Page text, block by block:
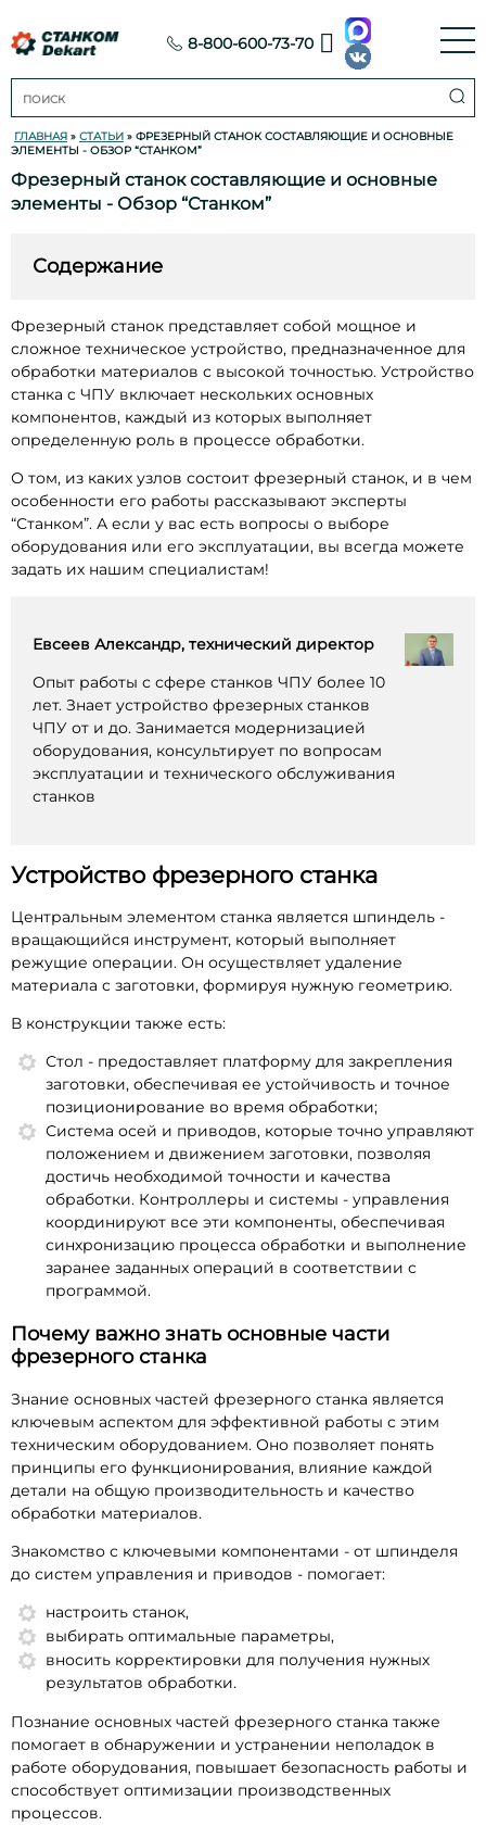
8-800-600-73-70
ГЛАВНАЯ » СТАТЬИ » ФРЕЗЕРНЫЙ СТАНОК СОСТАВЛЯЮЩИЕ И ОСНОВНЫЕ
ЭЛЕМЕНТЫ - ОБЗОР “СТАНКОМ”
Фрезерный станок составляющие и основные
элементы - Обзор “Станком”
Содержание
Фрезерный станок представляет собой мощное и
сложное техническое устройство, предназначенное для
обработки материалов с высокой точностью. Устройство
станка с ЧПУ включает нескольких основных
компонентов, каждый из которых выполняет
определенную роль в процессе обработки.
О том, из каких узлов состоит фрезерный станок, и в чем
особенности его работы рассказывают эксперты
“Станком”. А если у вас есть вопросы о выборе
оборудования или его эксплуатации, вы всегда можете
задать их нашим специалистам!
Евсеев Александр, технический директор
Опыт работы с сфере станков ЧПУ более 10
лет. Знает устройство фрезерных станков
ЧПУ от и до. Занимается модернизацией
оборудования, консультирует по вопросам
эксплуатации и технического обслуживания
станков
Устройство фрезерного станка
Центральным элементом станка является шпиндель -
вращающийся инструмент, который выполняет
режущие операции. Он осуществляет удаление
материала с заготовки, формируя нужную геометрию.
В конструкции также есть:
Стол - предоставляет платформу для закрепления
заготовки, обеспечивая ее устойчивость и точное
позиционирование во время обработки;
Система осей и приводов, которые точно управляют
положением и движением заготовки, позволяя
достичь необходимой точности и качества
обработки. Контроллеры и системы - управления
координируют все эти компоненты, обеспечивая
синхронизацию процесса обработки и выполнение
заранее заданных операций в соответствии с
программой.
Почему важно знать основные части
фрезерного станка
Знание основных частей фрезерного станка является
ключевым аспектом для эффективной работы с этим
техническим оборудованием. Оно позволяет понять
принципы его функционирования, влияние каждой
детали на общую производительность и качество
обработки материалов.
Знакомство с ключевыми компонентами - от шпинделя
до систем управления и приводов - помогает:
настроить станок,
выбирать оптимальные параметры,
вносить корректировки для получения нужных
результатов обработки.
Познание основных частей фрезерного станка также
помогает в обнаружении и устранении неполадок в
работе оборудования, повышает безопасность работы и
способствует оптимизации производственных
процессов.